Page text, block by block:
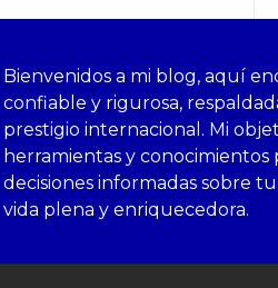
Bienvenidos a mi blog, aquí
confiable y rigurosa,
prestigio internacional. Mi
herramientas y
decisiones informadas sobre
vida plena y enriquecedora.